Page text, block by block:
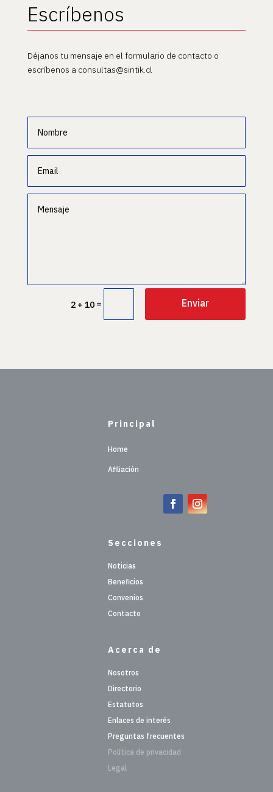
Escríbenos
Déjanos tu mensaje en el formulario de contacto o
escríbenos a consultas@sintik.cl
2 + 10 = Enviar
Principal
Home
Afiliación
Secciones
Noticias
Beneficios
Convenios
Contacto
Acerca de
Nosotros
Directorio
Estatutos
Enlaces de interés
Preguntas frecuentes
Política de privacidad
Legal